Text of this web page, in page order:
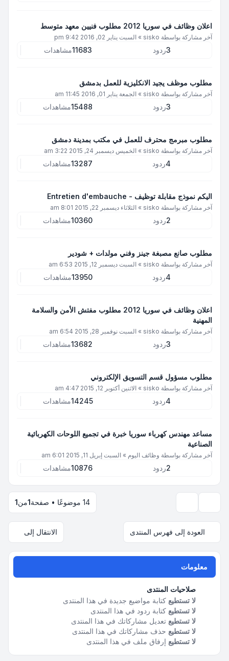
اعلان وظائف في سوريا 2012 مطلوب فنيين معهد متوسط
آخر مشاركة بواسطة sisko
» السبت يناير 02, 2016 9:42 pm
3ردود 11683مشاهدات
مطلوب موظف يجيد الانكليزية للعمل بدمشق
آخر مشاركة بواسطة sisko
» الجمعة يناير 01, 2016 11:45 am
3ردود 15488مشاهدات
مطلوب مبرمج محترف للعمل في مكتب بمدينة دمشق
آخر مشاركة بواسطة sisko
» الخميس ديسمبر 24, 2015 3:22 am
4ردود 13287مشاهدات
اليكم نموذج مقابلة توظيف - Entretien d'embauche
آخر مشاركة بواسطة sisko
» الثلاثاء ديسمبر 22, 2015 8:01 am
2ردود 10360مشاهدات
مطلوب صانع مصبغة جينز وفني مولدات + شودير
آخر مشاركة بواسطة sisko
» السبت ديسمبر 12, 2015 6:53 am
4ردود 13950مشاهدات
اعلان وظائف في سوريا 2012 مطلوب مفتش الأمن والسلامة
المهنية
آخر مشاركة بواسطة sisko
» السبت نوفمبر 28, 2015 6:54 am
3ردود 13682مشاهدات
مطلوب مسؤول قسم التسويق الإلكتروني
آخر مشاركة بواسطة sisko
» الاثنين أكتوبر 12, 2015 4:47 am
4ردود 14245مشاهدات
مساعد مهندس كهرباء سوريا خبرة في تجميع اللوحات الكهربائية
الصناعية
آخر مشاركة بواسطة وظائف اليوم » السبت إبريل 11, 2015 6:01 am
2ردود 10876مشاهدات
14 موضوعًا • صفحة 1من1
العودة إلى فهرس المنتدى الانتقال إلى
معلومات
صلاحيات المنتدى
لا تستطيع كتابة مواضيع جديدة في هذا المنتدى
لا تستطيع كتابة ردود في هذا المنتدى
لا تستطيع تعديل مشاركاتك في هذا المنتدى
لا تستطيع حذف مشاركاتك في هذا المنتدى
لا تستطيع إرفاق ملف في هذا المنتدى